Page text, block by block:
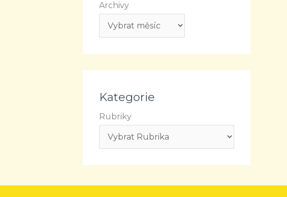
Archivy
Kategorie
Rubriky